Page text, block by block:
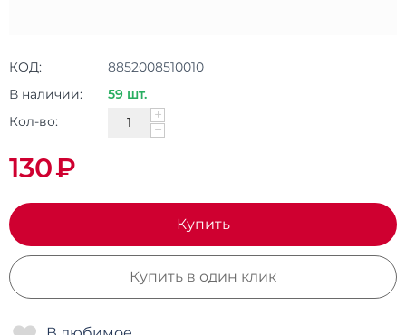
КОД:
8852008510010
В наличии:
59 шт.
Кол-во:
+
−
130₽
Купить
Купить в один клик